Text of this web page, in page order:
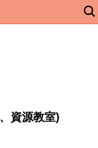
資源教室)